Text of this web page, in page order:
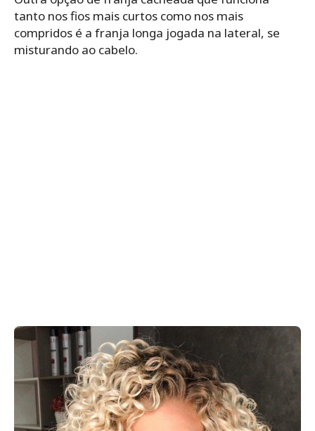
tanto nos fios mais curtos como nos mais
compridos é a franja longa jogada na lateral, se
misturando ao cabelo.